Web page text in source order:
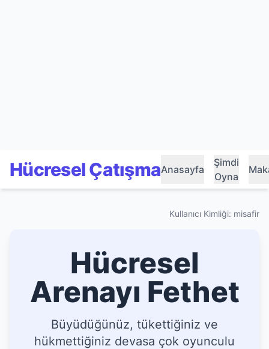
Hücresel ÇatışmaAnasayfa
Şimdi
Oyna
Kullanıcı Kimliği: misafir
Hücresel
Arenayı Fethet
Büyüdüğünüz, tükettiğiniz ve
hükmettiğiniz devasa çok oyunculu